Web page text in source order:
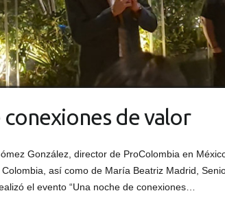
conexiones de valor
González, director de ProColombia en
así como de María Beatriz Madrid,
el evento “Una noche de conexiones…